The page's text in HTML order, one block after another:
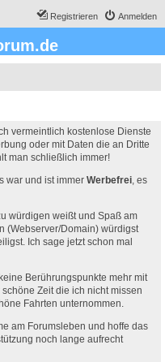
Anmelden
Registrieren
vermeintlich kostenlose Dienste
oder mit Daten die an Dritte
man schließlich immer!
war und ist immer Werbefrei, es
würdigen weißt und Spaß am
(Webserver/Domain) würdigst
Ich sage jetzt schon mal
Berührungspunkte mehr mit
Zeit die ich nicht missen
Fahrten unternommen.
am Forumsleben und hoffe das
noch lange aufrecht